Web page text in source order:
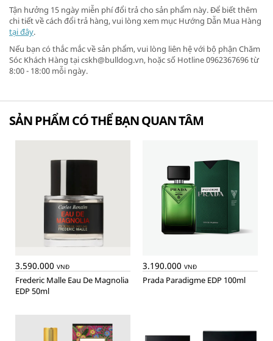
Tận hưởng 15 ngày miễn phí đổi trả cho sản phẩm này. Để biết thêm
chi tiết về cách đổi trả hàng, vui lòng xem mục Hướng Dẫn Mua Hàng
tại đây.
Nếu bạn có thắc mắc về sản phẩm, vui lòng liên hệ với bộ phận Chăm
Sóc Khách Hàng tại cskh@bulldog.vn, hoặc số Hotline 0962367696 từ
8:00 - 18:00 mỗi ngày.
SẢN PHẨM CÓ THỂ BẠN QUAN TÂM
3.590.000 VNĐ
Frederic Malle Eau De Magnolia
EDP 50ml
3.190.000 VNĐ
Prada Paradigme EDP 100ml